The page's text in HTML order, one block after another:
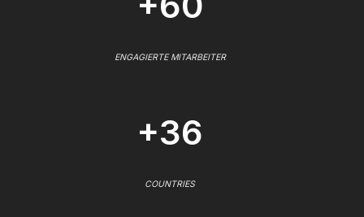
ENGAGIERTE MITARBEITER
+36
COUNTRIES